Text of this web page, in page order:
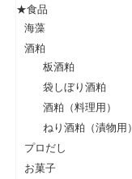
★食品
海藻
酒粕
板酒粕
袋しぼり酒粕
酒粕（料理用）
ねり酒粕（漬物用）
プロだし
お菓子